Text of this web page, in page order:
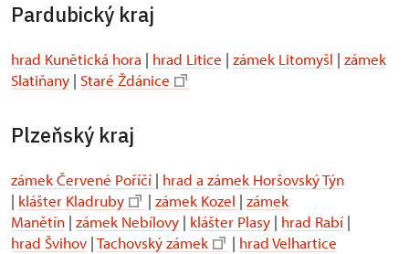
Pardubický kraj
hrad Kunětická hora | hrad Litice | zámek Litomyšl | zámek
Slatiňany | Staré Ždánice
Plzeňský kraj
zámek Červené Poříčí | hrad a zámek Horšovský Týn
| klášter Kladruby | zámek Kozel | zámek
Manětín | zámek Nebílovy | klášter Plasy | hrad Rabí |
hrad Švihov |Tachovský zámek | hrad Velhartice